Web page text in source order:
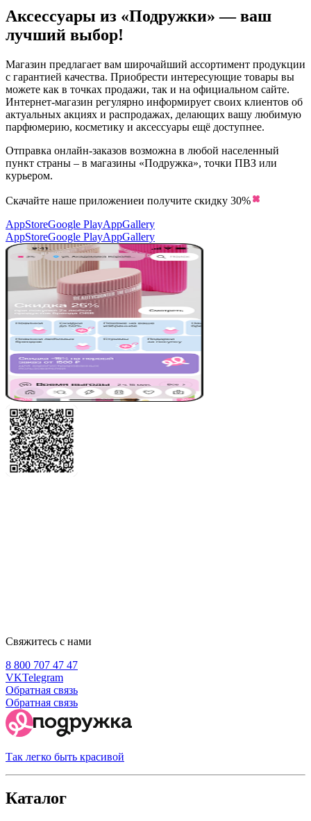
Аксессуары из «Подружки» — ваш
лучший выбор!
Магазин предлагает вам широчайший ассортимент продукции
с гарантией качества. Приобрести интересующие товары вы
можете как в точках продажи, так и на официальном сайте.
Интернет-магазин регулярно информирует своих клиентов об
актуальных акциях и распродажах, делающих вашу любимую
парфюмерию, косметику и аксессуары ещё доступнее.
Отправка онлайн-заказов возможна в любой населенный
пункт страны – в магазины «Подружка», точки ПВЗ или
курьером.
Скачайте наше приложениеи получите скидку 30%
AppStoreGoogle PlayAppGallery
AppStoreGoogle PlayAppGallery
Свяжитесь с нами
8 800 707 47 47
VKTelegram
Обратная связь
Обратная связь
Так легко быть красивой
Каталог